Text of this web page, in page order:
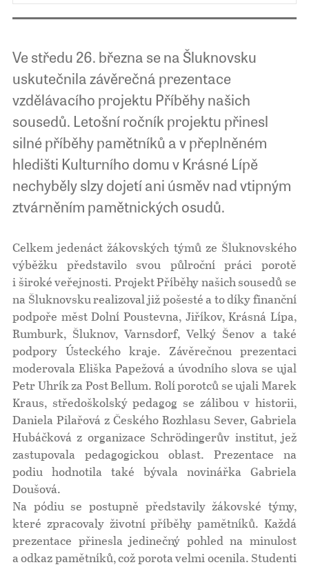
Ve středu 26. března se na Šluknovsku
uskutečnila závěrečná prezentace
vzdělávacího projektu Příběhy našich
sousedů. Letošní ročník projektu přinesl
silné příběhy pamětníků a v přeplněném
hledišti Kulturního domu v Krásné Lípě
nechyběly slzy dojetí ani úsměv nad vtipným
ztvárněním pamětnických osudů.
Celkem jedenáct žákovských týmů ze Šluknovského
výběžku představilo svou půlroční práci porotě
i široké veřejnosti. Projekt Příběhy našich sousedů se
na Šluknovsku realizoval již pošesté a to díky finanční
podpoře měst Dolní Poustevna, Jiříkov, Krásná Lípa,
Rumburk, Šluknov, Varnsdorf, Velký Šenov a také
podpory Ústeckého kraje. Závěrečnou prezentaci
moderovala Eliška Papežová a úvodního slova se ujal
Petr Uhrík za Post Bellum. Rolí porotců se ujali Marek
Kraus, středoškolský pedagog se zálibou v historii,
Daniela Pilařová z Českého Rozhlasu Sever, Gabriela
Hubáčková z organizace Schrödingerův institut, jež
zastupovala pedagogickou oblast. Prezentace na
podiu hodnotila také bývala novinářka Gabriela
Doušová.
Na pódiu se postupně představily žákovské týmy,
které zpracovaly životní příběhy pamětníků. Každá
prezentace přinesla jedinečný pohled na minulost
a odkaz pamětníků, což porota velmi ocenila. Studenti